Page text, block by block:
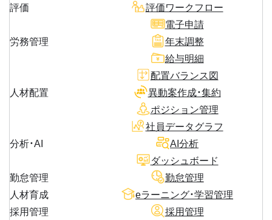
評価
評価ワークフロー
労務管理
電子申請
年末調整
給与明細
人材配置
配置バランス図
異動案作成・集約
ポジション管理
分析・AI
社員データグラフ
AI分析
ダッシュボード
勤怠管理
勤怠管理
人材育成
eラーニング・学習管理
採用管理
採用管理